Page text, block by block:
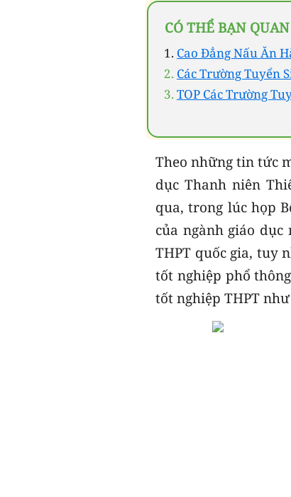
CÓ THỂ BẠN
Cao Đẳng Nấu Ăn
Các Trường Tuyển
TOP Các Trường
Theo những tin tức
dục Thanh niên
qua, trong lúc họp
của ngành giáo
THPT quốc gia, tuy
tốt nghiệp phổ
tốt nghiệp THPT